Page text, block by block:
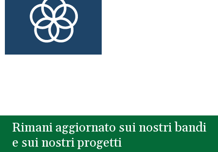
Rimani aggiornato sui nostri bandi
e sui nostri progetti